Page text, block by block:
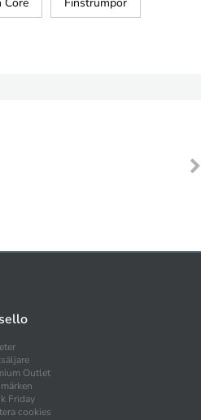
Outlet
Friday
cookies